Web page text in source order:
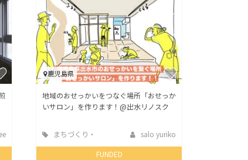
鹿児島県
地域のおせっかいをつなぐ場所「おせっか
いサロン」を作ります！@出水リノスク
まちづくり・
地域活性化
salo yuriko
FUNDED